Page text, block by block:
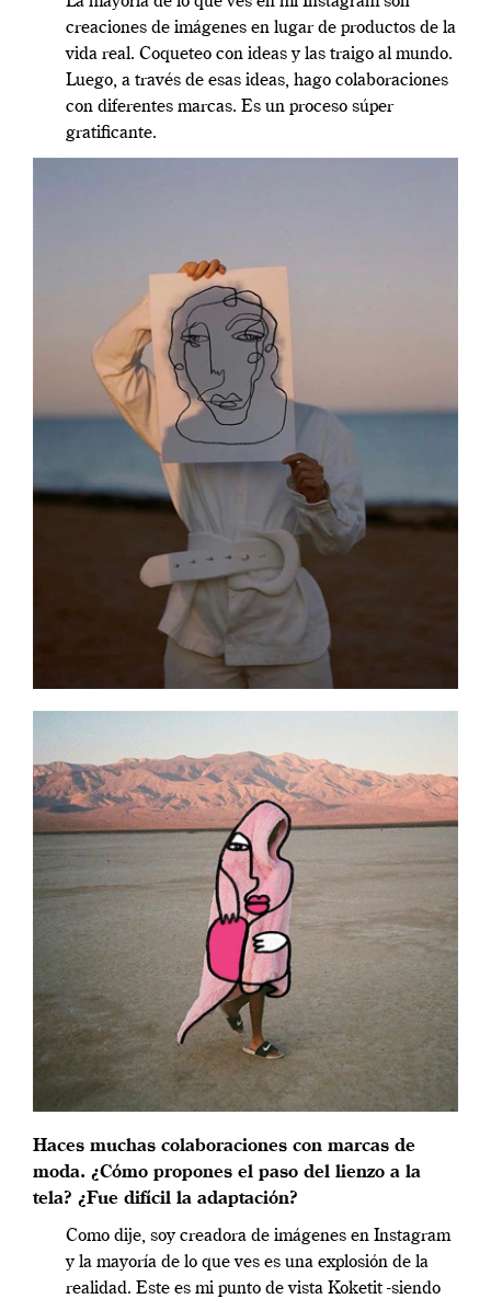
creaciones de imágenes en lugar de productos de la
vida real. Coqueteo con ideas y las traigo al mundo.
Luego, a través de esas ideas, hago colaboraciones
con diferentes marcas. Es un proceso súper
gratificante.
Haces muchas colaboraciones con marcas de
moda. ¿Cómo propones el paso del lienzo a la
tela? ¿Fue difícil la adaptación?
Como dije, soy creadora de imágenes en Instagram
y la mayoría de lo que ves es una explosión de la
realidad. Este es mi punto de vista Koketit -siendo